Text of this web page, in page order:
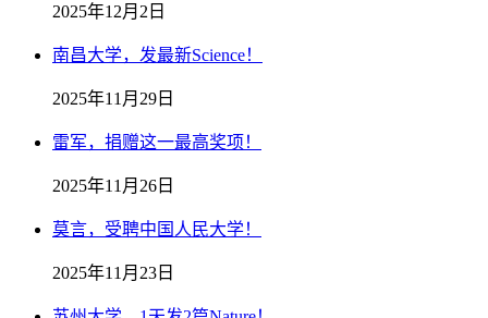
2025年12月2日
南昌大学，发最新Science！
2025年11月29日
雷军，捐赠这一最高奖项！
2025年11月26日
莫言，受聘中国人民大学！
2025年11月23日